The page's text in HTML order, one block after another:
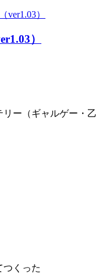
）
リー（ギャルゲー・乙
つくった